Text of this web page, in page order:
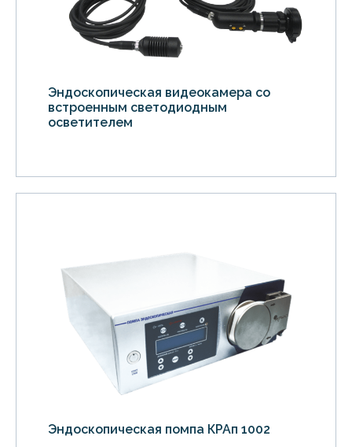
Эндоскопическая видеокамера со
встроенным светодиодным
осветителем
Эндоскопическая помпа КРАп 1002